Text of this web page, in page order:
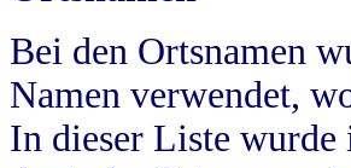
Bei den Ortsnamen
Namen verwendet,
In dieser Liste wurde